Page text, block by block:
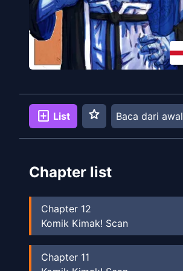
add_box List star Baca dari awal
Chapter list
Chapter 12
Komik Kimak! Scan
Chapter 11